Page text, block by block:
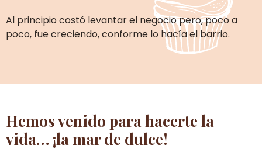
Al principio costó levantar el negocio pero, poco a
poco, fue creciendo, conforme lo hacía el barrio.
Hemos venido para hacerte la
vida… ¡la mar de dulce!